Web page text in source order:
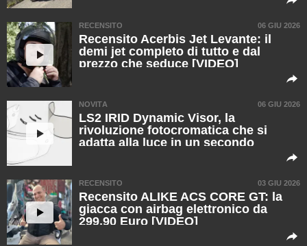
RECENSITO 06 GIU 2026
Recensito Acerbis Jet Levante: il
demi jet completo di tutto e dal
prezzo che seduce [VIDEO]
NOVITÀ 06 GIU 2026
LS2 IRID Dynamic Visor, la
rivoluzione fotocromatica che si
adatta alla luce in un secondo
RECENSITO 03 GIU 2026
Recensito ALIKE ACS CORE GT: la
giacca con airbag elettronico da
299,90 Euro [VIDEO]